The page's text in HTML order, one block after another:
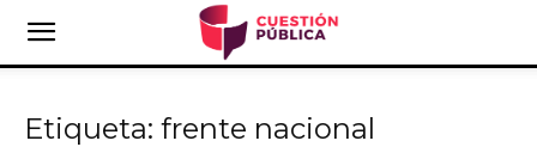
Etiqueta: frente nacional